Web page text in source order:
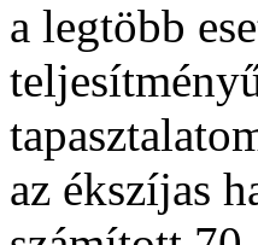
a legtöbb
az ékszíjas